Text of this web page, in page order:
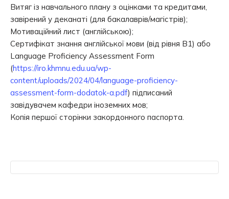
Витяг із навчального плану з оцінками та кредитами,
завірений у деканаті (для бакалаврів/магістрів);
Мотиваційний лист (англійською);
Сертифікат знання англійської мови (від рівня B1) або
Language Proficiency Assessment Form
(https://iro.khmnu.edu.ua/wp-
content/uploads/2024/04/language-proficiency-
assessment-form-dodatok-a.pdf) підписаний
завідувачем кафедри іноземних мов;
Копія першої сторінки закордонного паспорта.